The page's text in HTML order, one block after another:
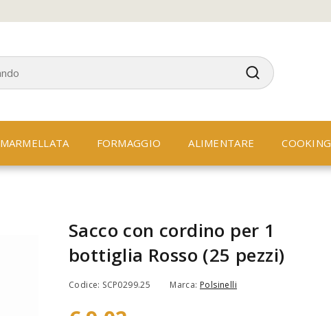
MARMELLATA FORMAGGIO ALIMENTARE COOKING
Sacco con cordino per 1
bottiglia Rosso (25 pezzi)
Codice: SCP0299.25 Marca: Polsinelli